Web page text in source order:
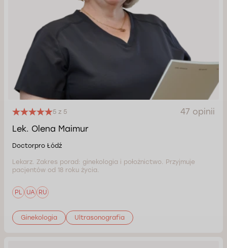
5 z 5
47 opinii
Lek. Olena Maimur
Doctorpro Łódź
Lekarz. Zakres porad: ginekologia i położnictwo. Przyjmuje
pacjentów od 18 roku życia.
PL UA RU
Ginekologia Ultrasonografia